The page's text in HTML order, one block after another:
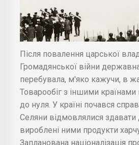
Після повалення царської
Громадянської війни
перебувала, м'яко кажучи, в
Товарообіг з іншими
до нуля. У країні почався
Селяни відмовлялися здавати
вироблені ними продукти
Запланована націоналізація